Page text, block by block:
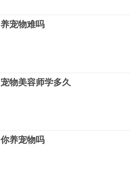
养宠物难吗
宠物美容师学多久
你养宠物吗